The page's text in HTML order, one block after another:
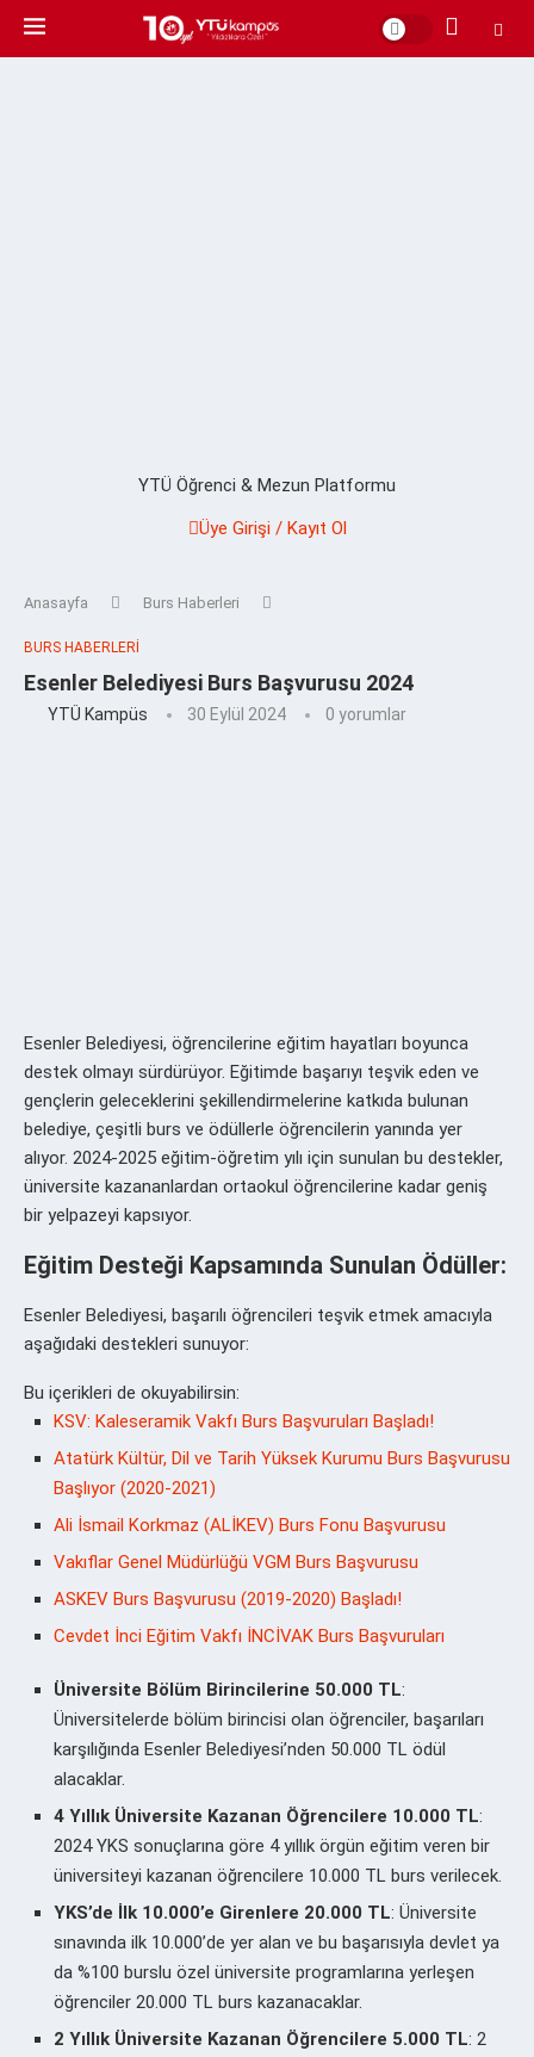
YTÜ Öğrenci & Mezun Platformu
Üye Girişi / Kayıt Ol
Anasayfa Burs Haberleri
BURS HABERLERI
Esenler Belediyesi Burs Başvurusu 2024
YTÜ Kampüs 30 Eylül 2024 0 yorumlar
Esenler Belediyesi, öğrencilerine eğitim hayatları boyunca
destek olmayı sürdürüyor. Eğitimde başarıyı teşvik eden ve
gençlerin geleceklerini şekillendirmelerine katkıda bulunan
belediye, çeşitli burs ve ödüllerle öğrencilerin yanında yer
alıyor. 2024-2025 eğitim-öğretim yılı için sunulan bu destekler,
üniversite kazananlardan ortaokul öğrencilerine kadar geniş
bir yelpazeyi kapsıyor.
Eğitim Desteği Kapsamında Sunulan Ödüller:
Esenler Belediyesi, başarılı öğrencileri teşvik etmek amacıyla
aşağıdaki destekleri sunuyor:
Bu içerikleri de okuyabilirsin:
KSV: Kaleseramik Vakfı Burs Başvuruları Başladı!
Atatürk Kültür, Dil ve Tarih Yüksek Kurumu Burs Başvurusu
Başlıyor (2020-2021)
Ali İsmail Korkmaz (ALİKEV) Burs Fonu Başvurusu
Vakıflar Genel Müdürlüğü VGM Burs Başvurusu
ASKEV Burs Başvurusu (2019-2020) Başladı!
Cevdet İnci Eğitim Vakfı İNCİVAK Burs Başvuruları
Üniversite Bölüm Birincilerine 50.000 TL:
Üniversitelerde bölüm birincisi olan öğrenciler, başarıları
karşılığında Esenler Belediyesi’nden 50.000 TL ödül
alacaklar.
4 Yıllık Üniversite Kazanan Öğrencilere 10.000 TL:
2024 YKS sonuçlarına göre 4 yıllık örgün eğitim veren bir
üniversiteyi kazanan öğrencilere 10.000 TL burs verilecek.
YKS’de İlk 10.000’e Girenlere 20.000 TL: Üniversite
sınavında ilk 10.000’de yer alan ve bu başarısıyla devlet ya
da %100 burslu özel üniversite programlarına yerleşen
öğrenciler 20.000 TL burs kazanacaklar.
2 Yıllık Üniversite Kazanan Öğrencilere 5.000 TL: 2